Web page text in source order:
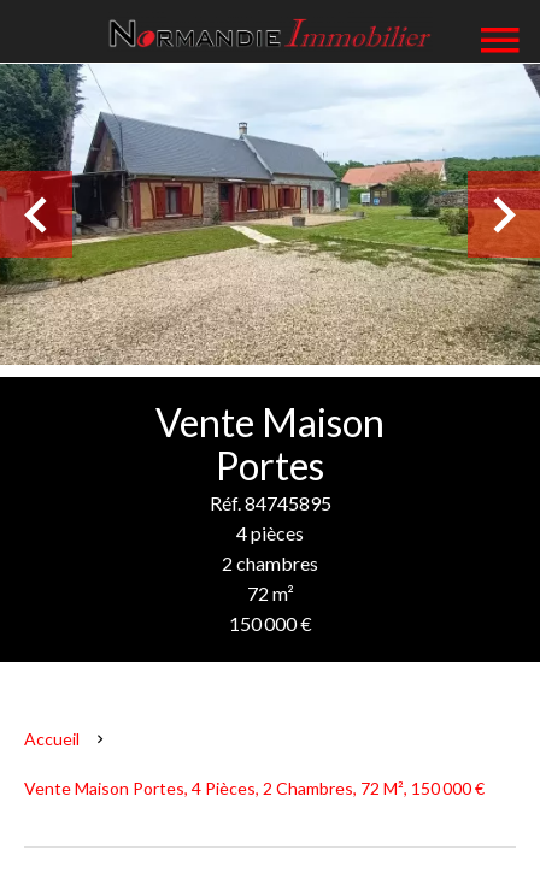
Vente Maison
Portes
Réf. 84745895
4 pièces
2 chambres
72 m²
150 000 €
Accueil
Vente Maison Portes, 4 Pièces, 2 Chambres, 72 M², 150 000 €